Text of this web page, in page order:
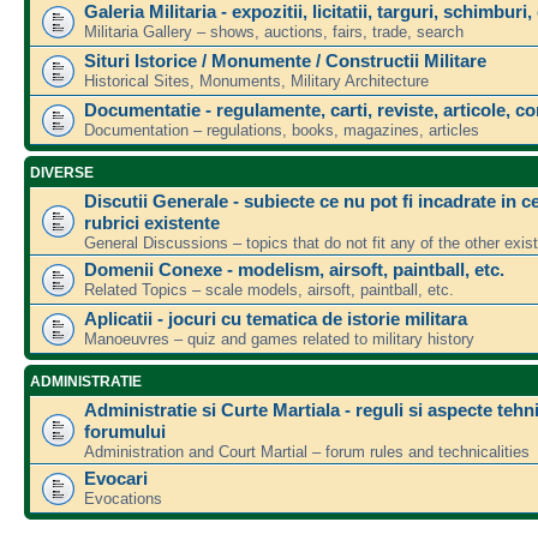
Galeria Militaria - expozitii, licitatii, targuri, schimburi,
Militaria Gallery – shows, auctions, fairs, trade, search
Situri Istorice / Monumente / Constructii Militare
Historical Sites, Monuments, Military Architecture
Documentatie - regulamente, carti, reviste, articole,
Documentation – regulations, books, magazines, articles
DIVERSE
Discutii Generale - subiecte ce nu pot fi incadrate in
rubrici existente
General Discussions – topics that do not fit any of the other
Domenii Conexe - modelism, airsoft, paintball, etc.
Related Topics – scale models, airsoft, paintball, etc.
Aplicatii - jocuri cu tematica de istorie militara
Manoeuvres – quiz and games related to military history
ADMINISTRATIE
Administratie si Curte Martiala - reguli si aspecte
forumului
Administration and Court Martial – forum rules and technicalities
Evocari
Evocations